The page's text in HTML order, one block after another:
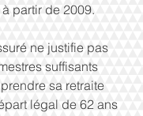
partir de 2009.
ne justifie pas
suffisants
sa retraite
légal de 62 ans